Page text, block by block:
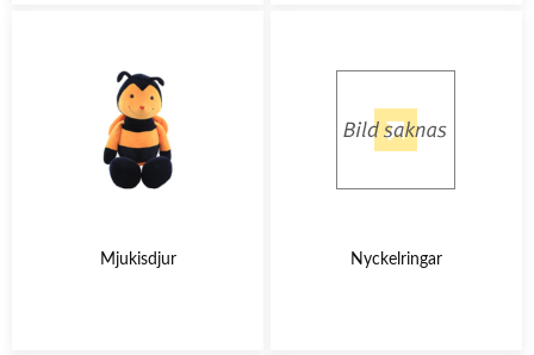
Mjukisdjur Nyckelringar